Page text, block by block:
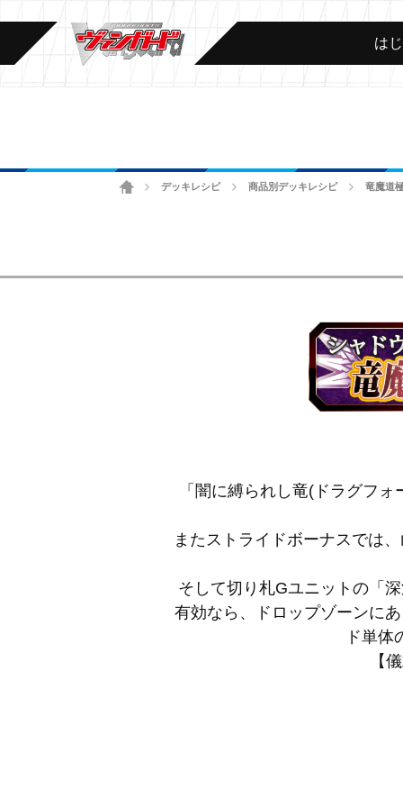
は
ホームデッキレシピ 商品別デッキレシピ 竜魔道
「闇に縛られし竜(ドラグフ
またストライドボーナスでは
そして切り札Gユニットの「
有効なら、ドロップゾーンに
ド単体
【